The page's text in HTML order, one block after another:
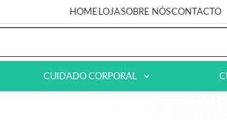
HOMELOJASOBRE NÓSCONTACTO
CUIDADO CORPORAL